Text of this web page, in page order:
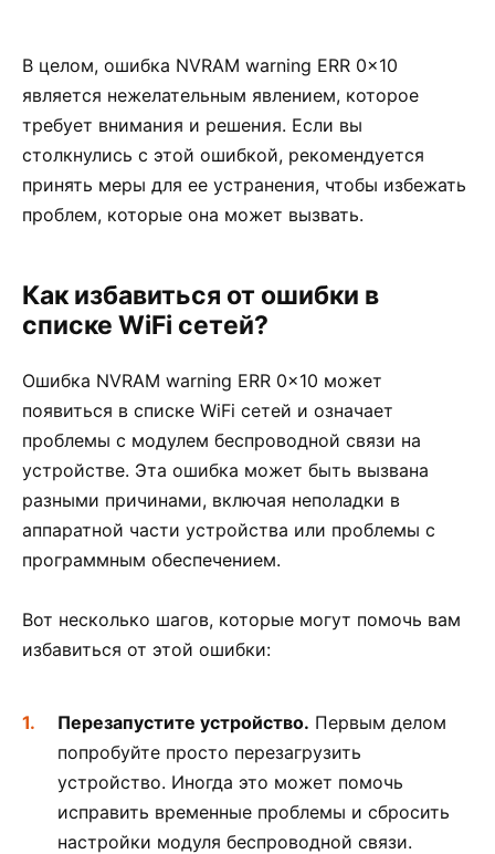
В целом, ошибка NVRAM warning ERR 0x10
является нежелательным явлением, которое
требует внимания и решения. Если вы
столкнулись с этой ошибкой, рекомендуется
принять меры для ее устранения, чтобы избежать
проблем, которые она может вызвать.
Как избавиться от ошибки в
списке WiFi сетей?
Ошибка NVRAM warning ERR 0x10 может
появиться в списке WiFi сетей и означает
проблемы с модулем беспроводной связи на
устройстве. Эта ошибка может быть вызвана
разными причинами, включая неполадки в
аппаратной части устройства или проблемы с
программным обеспечением.
Вот несколько шагов, которые могут помочь вам
избавиться от этой ошибки:
Перезапустите устройство. Первым делом
попробуйте просто перезагрузить
устройство. Иногда это может помочь
исправить временные проблемы и сбросить
настройки модуля беспроводной связи.